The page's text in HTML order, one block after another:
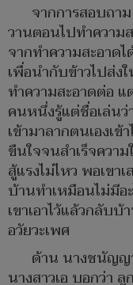
จากการสอบถา
วานตอนไปทำควา
จากทำความสะอาด
เพื่อนำกับข้าวไปส่ง
ทำความสะอาดต่อ
คนหนึ่งรู้แต่ชื่อเล่นว่
เข้ามาลากตนเองเ
ขืนใจจนสำเร็จควา
สู้แรงไม่ไหว พอเข
บ้านทำเหมือนไม่มีอ
เขาเอาไว้แล้วกลับ
อวัยวะเพศ
ด้าน นางชนัญญ
นางสาวเอ บอกว่า